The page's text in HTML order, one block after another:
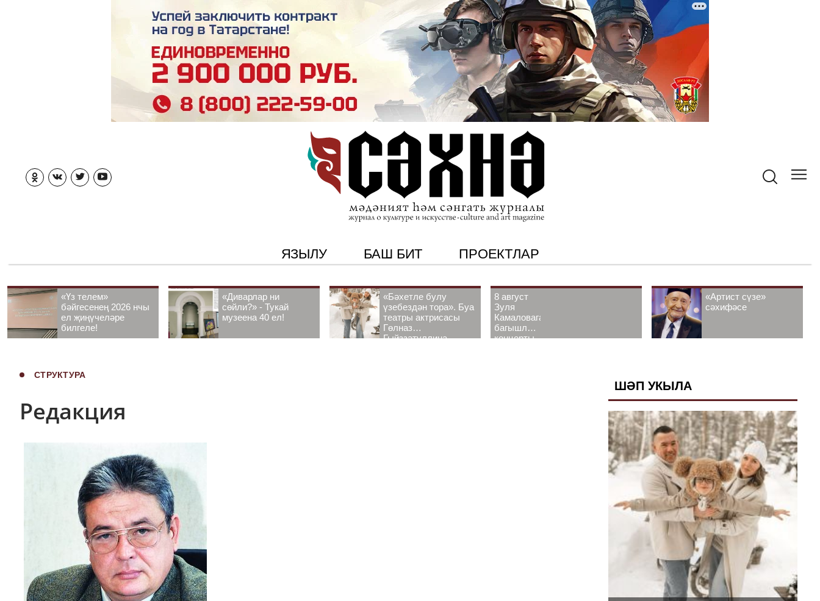
ЯЗЫЛУ БАШ БИТ ПРОЕКТЛАР
«Үз телем»
бәйгесенең 2026 нчы
ел җиңүчеләре
билгеле!
«Диварлар ни
сөйли?» - Тукай
музеена 40 ел!
«Бәхетле булу
үзебездән тора». Буа
театры актрисасы
Гөлназ
Гыйззәтуллина-
8 август
Зуля
Камаловага
багышлау
концерты
«Артист сүзе»
сәхифәсе
СТРУКТУРА
Редакция
ШӘП УКЫЛА